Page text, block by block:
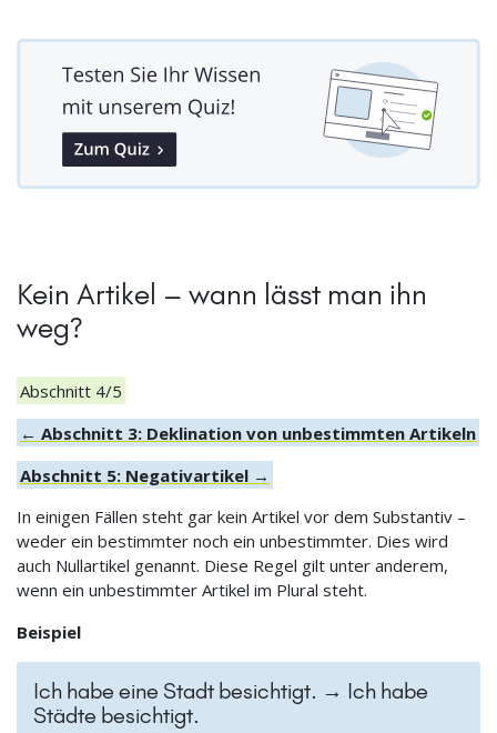
Kein Artikel – wann lässt man ihn
weg?
Abschnitt 4/5
← Abschnitt 3: Deklination von unbestimmten Artikeln
Abschnitt 5: Negativartikel →
In einigen Fällen steht gar kein Artikel vor dem Substantiv –
weder ein bestimmter noch ein unbestimmter. Dies wird
auch Nullartikel genannt. Diese Regel gilt unter anderem,
wenn ein unbestimmter Artikel im Plural steht.
Beispiel
Ich habe eine Stadt besichtigt. → Ich habe
Städte besichtigt.